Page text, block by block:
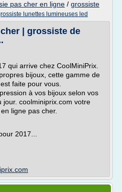
pas cher en ligne / grossiste
lunettes lumineuses led
| grossiste de
qui arrive chez CoolMiniPrix.
bijoux, cette gamme de
faite pour vous.
à vos bijoux selon vos
coolminiprix.com votre
ligne pas cher.
2017...